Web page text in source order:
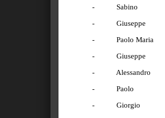
- Sabino
- Giuseppe
- Paolo Maria
- Giuseppe
- Alessandro
- Paolo
- Giorgio